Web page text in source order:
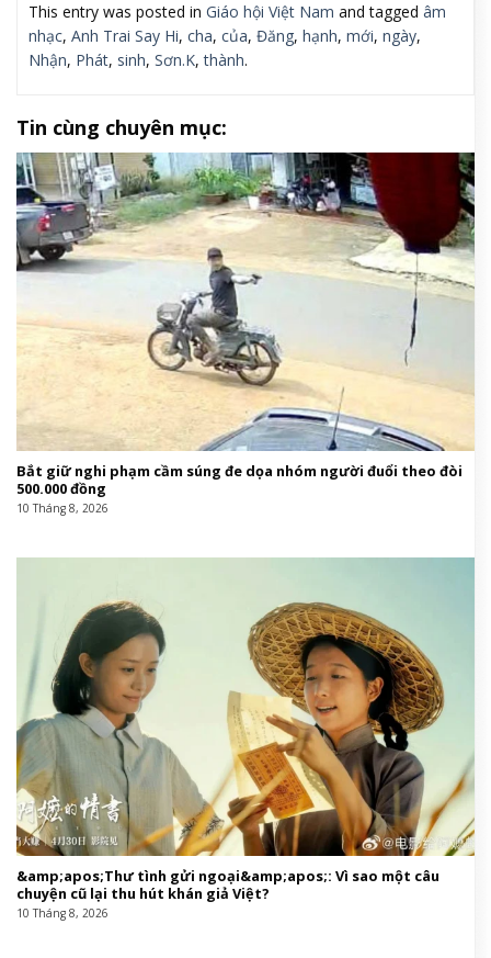
This entry was posted in Giáo hội Việt Nam and tagged âm
nhạc, Anh Trai Say Hi, cha, của, Đăng, hạnh, mới, ngày,
Nhận, Phát, sinh, Sơn.K,thành.
Tin cùng chuyên mục:
Bắt giữ nghi phạm cầm súng đe dọa nhóm người đuổi theo đòi
500.000 đồng
10 Tháng 8, 2026
&amp;apos;Thư tình gửi ngoại&amp;apos;: Vì sao một câu
chuyện cũ lại thu hút khán giả Việt?
10 Tháng 8, 2026